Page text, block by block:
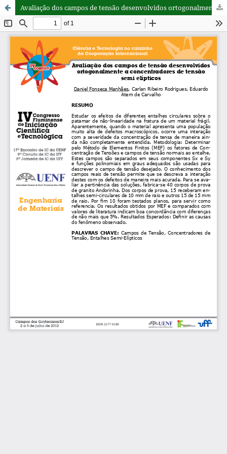
Avaliação dos campos de tensão desenvolvidos ortogonalmente a concentradores de tensão semi elípticos